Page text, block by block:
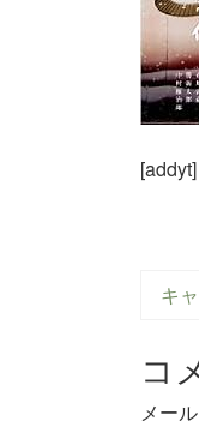
[addyt]
キ
コ
メー